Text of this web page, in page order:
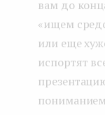
вам до
«ищем
или еще
испортят